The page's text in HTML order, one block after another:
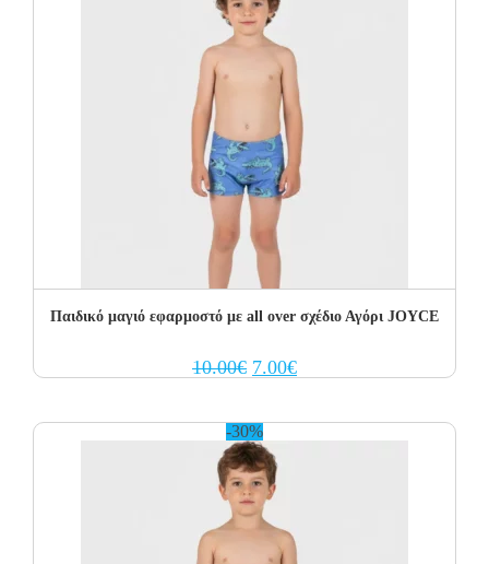
Παιδικό μαγιό εφαρμοστό με all over σχέδιο Αγόρι JOYCE
10.00€ Original
price
7.00€Current
price
-30%